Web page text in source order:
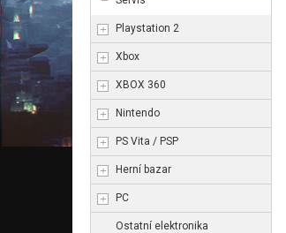
Playstation 2
Xbox
XBOX 360
Nintendo
PS Vita / PSP
Herní bazar
PC
Ostatní elektronika